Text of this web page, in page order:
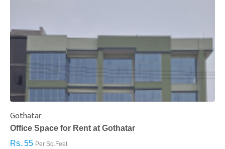
Gothatar
Office Space for Rent at Gothatar
Rs. 55 Per Sq.Feet